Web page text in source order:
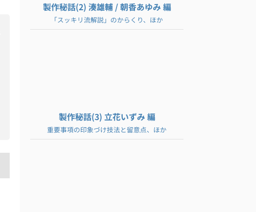
製作秘話(2) 湊雄輔 / 朝香あゆみ 編
「スッキリ流解説」のからくり、ほか
製作秘話(3) 立花いずみ 編
重要事項の印象づけ技法と留意点、ほか